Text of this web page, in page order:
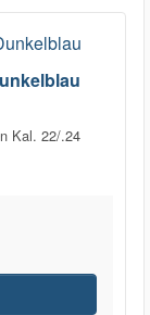
Kal. 22/.24